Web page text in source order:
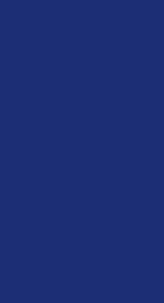
อิสรภาพ สมเด็จ